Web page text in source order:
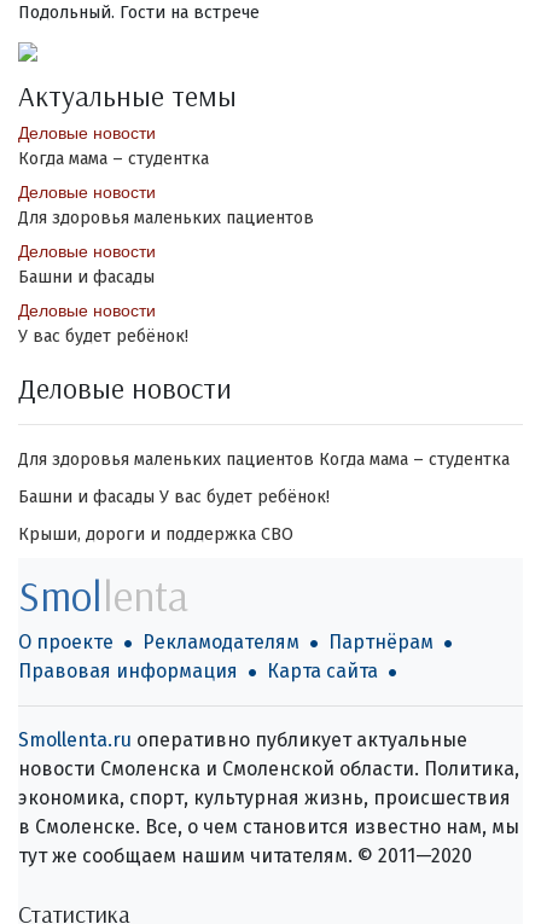
Подольный. Гости на встрече
Актуальные темы
Деловые новости
Когда мама – студентка
Деловые новости
Для здоровья маленьких пациентов
Деловые новости
Башни и фасады
Деловые новости
У вас будет ребёнок!
Деловые новости
Для здоровья маленьких пациентов Когда мама – студентка
Башни и фасады У вас будет ребёнок!
Крыши, дороги и поддержка СВО
Smollenta
О проекте Рекламодателям
Партнёрам
Правовая информация
Карта сайта
Smollenta.ru оперативно публикует актуальные
новости Смоленска и Смоленской области. Политика,
экономика, спорт, культурная жизнь, происшествия
в Смоленске. Все, о чем становится известно нам, мы
тут же сообщаем нашим читателям. © 2011—2020
Статистика